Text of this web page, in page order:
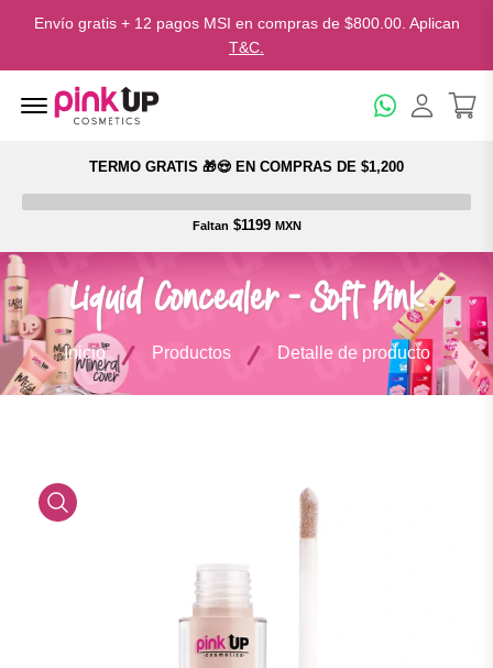
Envío gratis + 12 pagos MSI en compras de $800.00. Aplican
T&C.
Menu Open
TERMO GRATIS 🎁😍 EN COMPRAS DE $1,200
Faltan $1199 MXN
Liquid Concealer - Soft Pink
Inicio Productos Detalle de producto